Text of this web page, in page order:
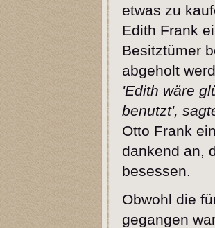
etwas zu
Edith Frank
Besitztümer
abgeholt
'Edith wäre
benutzt',
Otto Frank
dankend an,
besessen.
Obwohl die
gegangen